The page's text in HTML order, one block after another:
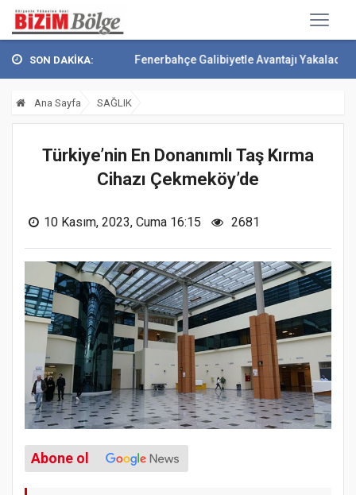
SON DAKİKA:
Attı Fenerbahçe Galibiyetle Avantajı Yakaladı Çekmeköy
Ana Sayfa SAĞLIK
Türkiye’nin En Donanımlı Taş Kırma
Cihazı Çekmeköy’de
10 Kasım, 2023, Cuma 16:15 2681
Abone ol